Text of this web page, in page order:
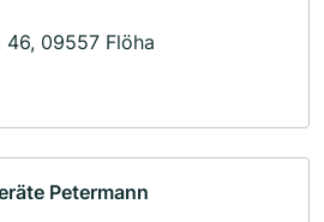
46, 09557 Flöha
Petermann